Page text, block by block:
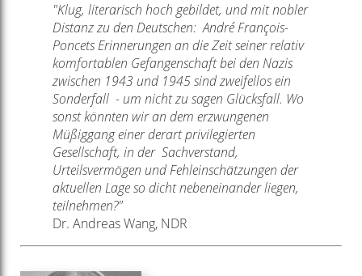
"Klug, literarisch hoch gebildet, und mit nobler
Distanz zu den Deutschen: André François-
Poncets Erinnerungen an die Zeit seiner relativ
komfortablen Gefangenschaft bei den Nazis
zwischen 1943 und 1945 sind zweifellos ein
Sonderfall - um nicht zu sagen Glücksfall. Wo
sonst könnten wir an dem erzwungenen
Müßiggang einer derart privilegierten
Gesellschaft, in der Sachverstand,
Urteilsvermögen und Fehleinschätzungen der
aktuellen Lage so dicht nebeneinander liegen,
teilnehmen?"
Dr. Andreas Wang, NDR